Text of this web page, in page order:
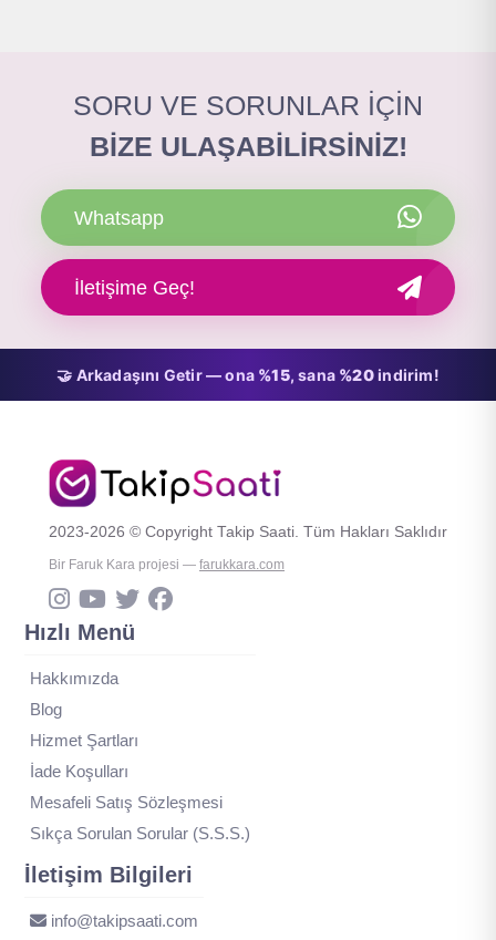
SORU VE SORUNLAR İÇİN
BİZE ULAŞABİLİRSİNİZ!
Whatsapp
İletişime Geç!
🤝 Arkadaşını Getir — ona %15, sana %20indirim!
2023-2026 © Copyright Takip Saati. Tüm Hakları Saklıdır
Bir Faruk Kara projesi — farukkara.com
Hızlı Menü
Hakkımızda
Blog
Hizmet Şartları
İade Koşulları
Mesafeli Satış Sözleşmesi
Sıkça Sorulan Sorular (S.S.S.)
İletişim Bilgileri
info@takipsaati.com